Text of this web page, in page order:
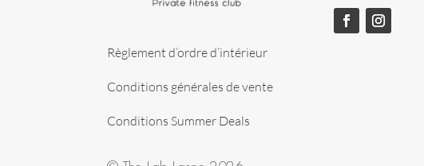
Règlement d’ordre d’intérieur
Conditions générales de vente
Conditions Summer Deals